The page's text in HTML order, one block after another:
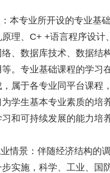
本专业所开设的专业基
理、C+ +语言程序设计
、数据库技术、数据结
。专业基础课程的学习
属于各专业同平台课程
学生基本专业素质的培
和可持续发展的能力培
情景：伴随经济结构的
实施，科学、工业、国